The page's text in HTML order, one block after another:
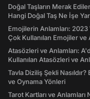
Doğal Taşların Merak
Hangi Doğal Taş Ne İşe
Emojilerin Anlamları:
Çok Kullanılan Emojiler ve
Atasözleri ve Anlamları:
Kullanılan Atasözleri ve
Tavla Diziliş Şekli Nasıldır?
ve Oynama Yönleri
Tarot Kartları ve